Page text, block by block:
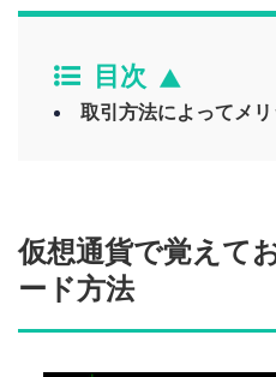
目次
取引方法によってメ
仮想通貨で覚えて
ード方法